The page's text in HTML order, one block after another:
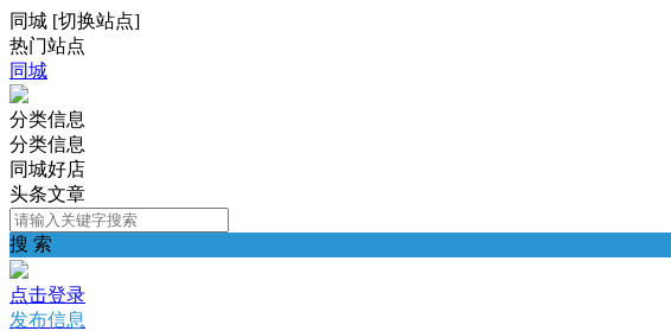
同城 [切换站点]
热门站点
同城
分类信息
分类信息
同城好店
头条文章
搜 索
点击登录
发布信息